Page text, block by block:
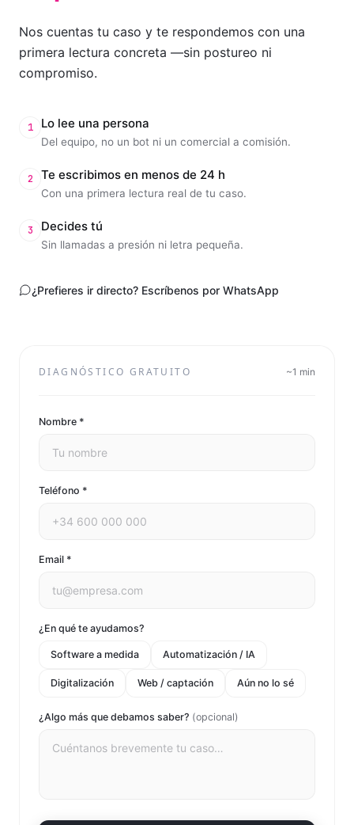
Nos cuentas tu caso y te respondemos con una
primera lectura concreta —sin postureo ni
compromiso.
1 Lo lee una persona
Del equipo, no un bot ni un comercial a comisión.
2 Te escribimos en menos de 24 h
Con una primera lectura real de tu caso.
3 Decides tú
Sin llamadas a presión ni letra pequeña.
¿Prefieres ir directo? Escríbenos por WhatsApp
DIAGNÓSTICO GRATUITO ~1 min
Nombre *
Teléfono *
Email *
¿En qué te ayudamos?
Software a medida Automatización / IA
Digitalización Web / captación Aún no lo sé
¿Algo más que debamos saber? (opcional)